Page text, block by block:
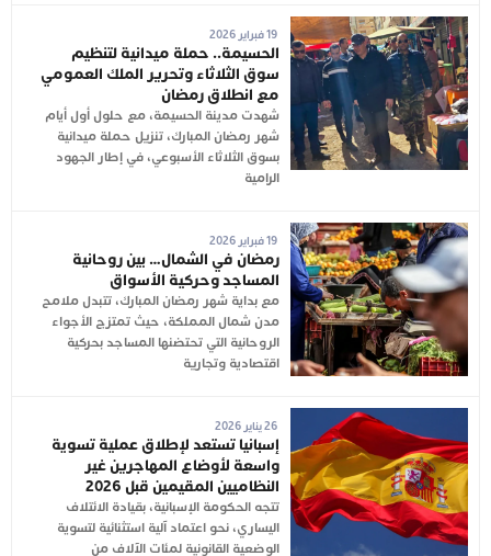
19 فبراير 2026
الحسيمة.. حملة ميدانية لتنظيم
سوق الثلاثاء وتحرير الملك العمومي
مع انطلاق رمضان
شهدت مدينة الحسيمة، مع حلول أول أيام
شهر رمضان المبارك، تنزيل حملة ميدانية
بسوق الثلاثاء الأسبوعي، في إطار الجهود
الرامية
19 فبراير 2026
رمضان في الشمال… بين روحانية
المساجد وحركية الأسواق
مع بداية شهر رمضان المبارك، تتبدل ملامح
مدن شمال المملكة، حيث تمتزج الأجواء
الروحانية التي تحتضنها المساجد بحركية
اقتصادية وتجارية
26 يناير 2026
إسبانيا تستعد لإطلاق عملية تسوية
واسعة لأوضاع المهاجرين غير
النظاميين المقيمين قبل 2026
تتجه الحكومة الإسبانية، بقيادة الائتلاف
اليساري، نحو اعتماد آلية استثنائية لتسوية
الوضعية القانونية لمئات الآلاف من